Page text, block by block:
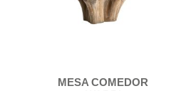
MESA COMEDOR